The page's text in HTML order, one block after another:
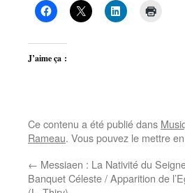
J’aime ça :
Ce contenu a été publié dans
Rameau. Vous pouvez le mettre
← Messiaen : La Nativité du
Banquet Céleste / Apparition de